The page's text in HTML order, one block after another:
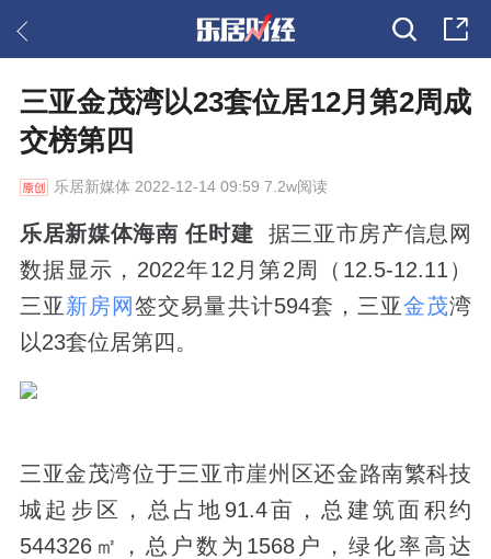
三亚金茂湾以23套位居12月第2周成
交榜第四
乐居新媒体 2022-12-14 09:59 7.2w阅读
乐居新媒体海南 任时建
据三亚市房产信息网
数据显示，2022年12月第2周（12.5-12.11）
三亚新房网签交易量共计594套，三亚金茂湾
以23套位居第四。
三亚金茂湾位于三亚市崖州区还金路南繁科技
城起步区，总占地91.4亩，总建筑面积约
544326㎡，总户数为1568户，绿化率高达